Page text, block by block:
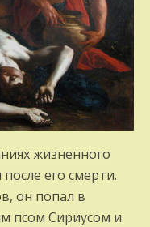
жиз­ненного
его смерти.
он попал в
псом Сириусом и